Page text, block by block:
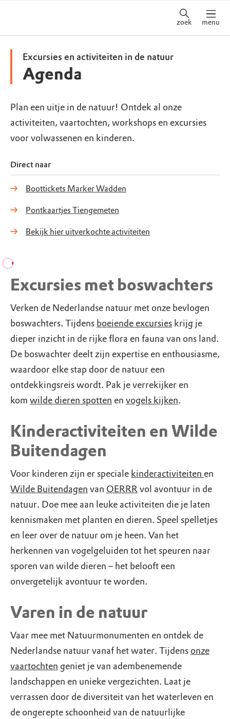
zoek menu
Excursies en activiteiten in de natuur
Agenda
Plan een uitje in de natuur! Ontdek al onze
activiteiten, vaartochten, workshops en excursies
voor volwassenen en kinderen.
Direct naar
Boottickets Marker Wadden
Pontkaartjes Tiengemeten
Bekijk hier uitverkochte activiteiten
Excursies met boswachters
Verken de Nederlandse natuur met onze bevlogen
boswachters. Tijdens boeiende excursies krijg je
dieper inzicht in de rijke flora en fauna van ons land.
De boswachter deelt zijn expertise en enthousiasme,
waardoor elke stap door de natuur een
ontdekkingsreis wordt. Pak je verrekijker en
kom wilde dieren spotten en vogels kijken.
Kinderactiviteiten en Wilde
Buitendagen
Voor kinderen zijn er speciale kinderactiviteiten en
Wilde Buitendagen van OERRRvol avontuur in de
natuur. Doe mee aan leuke activiteiten die je laten
kennismaken met planten en dieren. Speel spelletjes
en leer over de natuur om je heen. Van het
herkennen van vogelgeluiden tot het speuren naar
sporen van wilde dieren – het belooft een
onvergetelijk avontuur te worden.
Varen in de natuur
Vaar mee met Natuurmonumenten en ontdek de
Nederlandse natuur vanaf het water. Tijdens onze
vaartochten geniet je van adembenemende
landschappen en unieke vergezichten. Laat je
verrassen door de diversiteit van het waterleven en
de ongerepte schoonheid van de natuurlijke